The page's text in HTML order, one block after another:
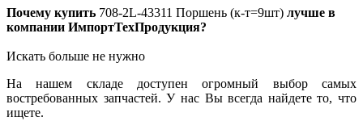
Почему купить 708-2L-43311 Поршень (к-т=9шт) лучше в
компании ИмпортТехПродукция?
Искать больше не нужно
На нашем складе доступен огромный выбор самых
востребованных запчастей. У нас Вы всегда найдете то, что
ищете.